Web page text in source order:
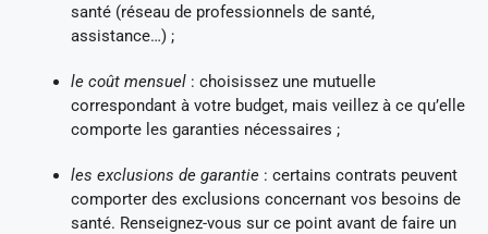
santé (réseau de professionnels de santé,
assistance…) ;
le coût mensuel : choisissez une mutuelle
correspondant à votre budget, mais veillez à ce qu’elle
comporte les garanties nécessaires ;
les exclusions de garantie : certains contrats peuvent
comporter des exclusions concernant vos besoins de
santé. Renseignez-vous sur ce point avant de faire un